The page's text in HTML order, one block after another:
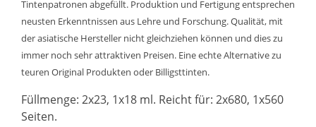
Tintenpatronen abgefüllt. Produktion und Fertigung entsprechen
neusten Erkenntnissen aus Lehre und Forschung. Qualität, mit
der asiatische Hersteller nicht gleichziehen können und dies zu
immer noch sehr attraktiven Preisen. Eine echte Alternative zu
teuren Original Produkten oder Billigsttinten.
Füllmenge: 2x23, 1x18 ml. Reicht für: 2x680, 1x560
Seiten.